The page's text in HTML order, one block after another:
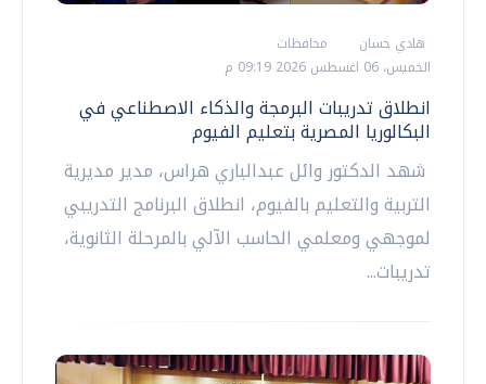
هادي حسان
محافظات
الخميس، 06 اغسطس 2026 09:19 م
انطلاق تدريبات البرمجة والذكاء الاصطناعي في
البكالوريا المصرية بتعليم الفيوم
شهد الدكتور وائل عبدالباري هراس، مدير مديرية
التربية والتعليم بالفيوم، انطلاق البرنامج التدريبي
لموجهي ومعلمي الحاسب الآلي بالمرحلة الثانوية،
تدريبات...